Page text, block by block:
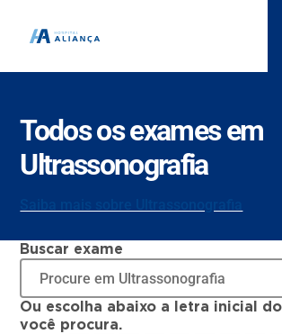
Todos os exames em
Ultrassonografia
Buscar exame
Ou escolha abaixo a letra inicial
você procura.